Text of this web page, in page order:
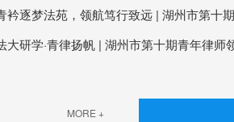
MORE +